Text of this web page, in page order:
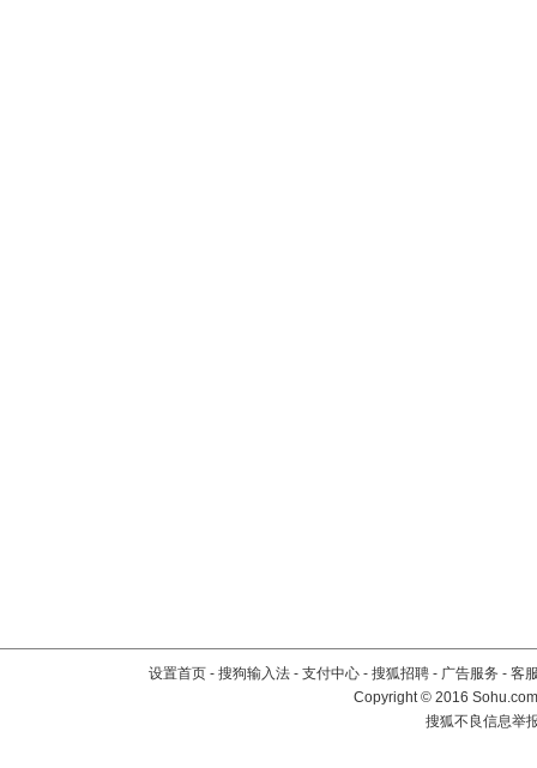
设置首页 - 搜狗输入法 - 支付中心 - 搜狐招聘 - 广告服务 - 客
Copyright©2016
搜狐不良信息举